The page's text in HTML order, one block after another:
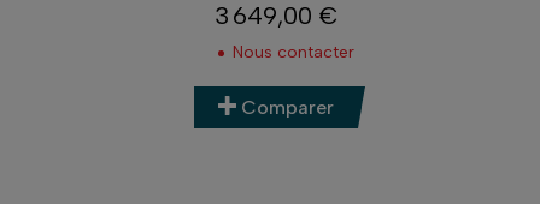
Prix
3 649,00 €
Nous contacter
Comparer